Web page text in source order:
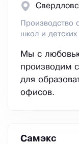
школ и детских
Мы с
производим
для
офисов.
Самэкс